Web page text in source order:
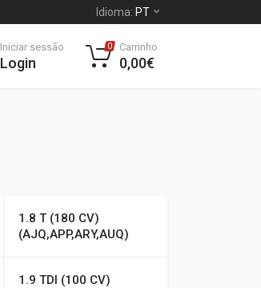
Idioma: PT
Iniciar sessão
Login
0 Carrinho
0,00€
1.8 T (180 CV)
(AJQ,APP,ARY,AUQ)
1.9 TDI (100 CV)